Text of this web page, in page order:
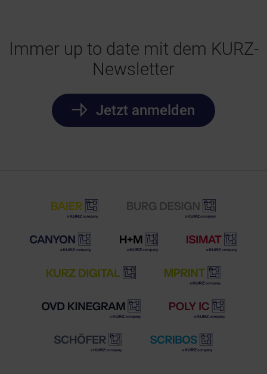
Immer up to date mit dem KURZ-
Newsletter
Jetzt anmelden